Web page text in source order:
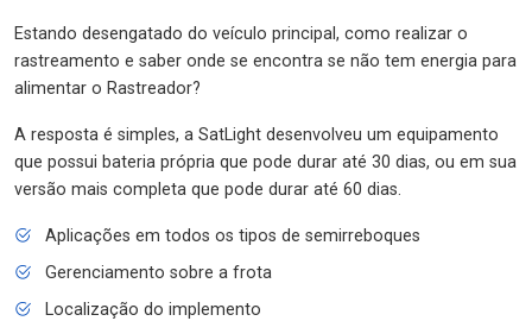
Estando desengatado do veículo principal, como realizar o
rastreamento e saber onde se encontra se não tem energia para
alimentar o Rastreador?
A resposta é simples, a SatLight desenvolveu um equipamento
que possui bateria própria que pode durar até 30 dias, ou em sua
versão mais completa que pode durar até 60 dias.
Aplicações em todos os tipos de semirreboques
Gerenciamento sobre a frota
Localização do implemento